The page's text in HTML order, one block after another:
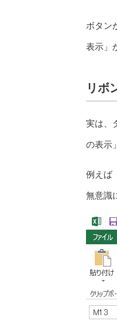
ボタン
表示」
リボ
実は、
の表示
例えば
無意識